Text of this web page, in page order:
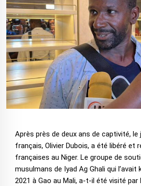
Après près de deux ans de captivité, le
français, Olivier Dubois, a été libéré et
françaises au Niger. Le groupe de
musulmans de Iyad Ag Ghali qui l’avait
2021 à Gao au Mali, a-t-il été visité